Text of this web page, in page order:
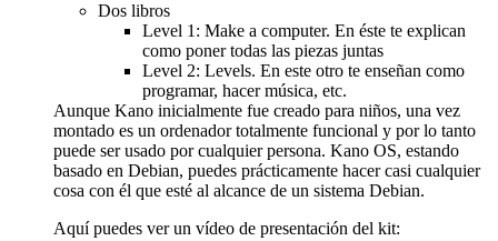
Dos libros
Level 1: Make a computer. En éste te explican
como poner todas las piezas juntas
Level 2: Levels. En este otro te enseñan como
programar, hacer música, etc.
Aunque Kano inicialmente fue creado para niños, una vez
montado es un ordenador totalmente funcional y por lo tanto
puede ser usado por cualquier persona. Kano OS, estando
basado en Debian, puedes prácticamente hacer casi cualquier
cosa con él que esté al alcance de un sistema Debian.
Aquí puedes ver un vídeo de presentación del kit: